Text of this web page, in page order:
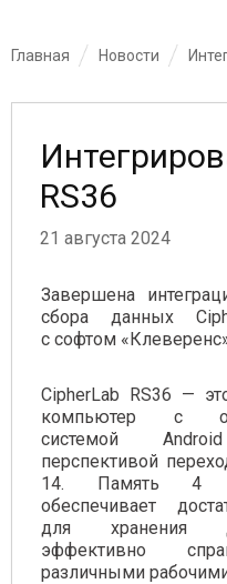
Главная Новости
RS36
21 августа 2024
Завершена
сбора данных
с софтом
CipherLab RS36 —
компьютер с
системой
перспективой
14. Память 4
обеспечивает
для хранения
эффективно
различными